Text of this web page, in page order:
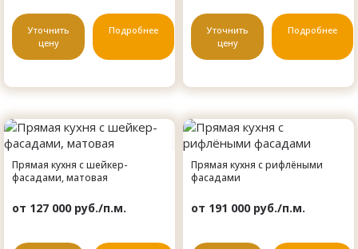
Уточнить
цену
Подробнее
Уточнить
цену
Подробнее
Прямая кухня с шейкер-
фасадами, матовая
от 127 000 руб./п.м.
Прямая кухня с рифлёными
фасадами
от 191 000 руб./п.м.